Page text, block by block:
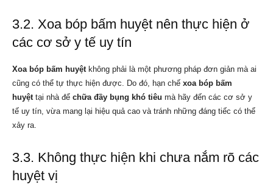
3.2. Xoa bóp bấm huyệt nên thực hiện ở
các cơ sở y tế uy tín
Xoa bóp bấm huyệtkhông phải là một phương pháp đơn giản mà ai
cũng có thể tự thực hiện được. Do đó, hạn chế xoa bóp bấm
huyệttại nhà để chữa đầy bụng khó tiêu mà hãy đến các cơ sở y
tế uy tín, vừa mang lại hiệu quả cao và tránh những đáng tiếc có thể
xảy ra.
3.3. Không thực hiện khi chưa nắm rõ các
huyệt vị